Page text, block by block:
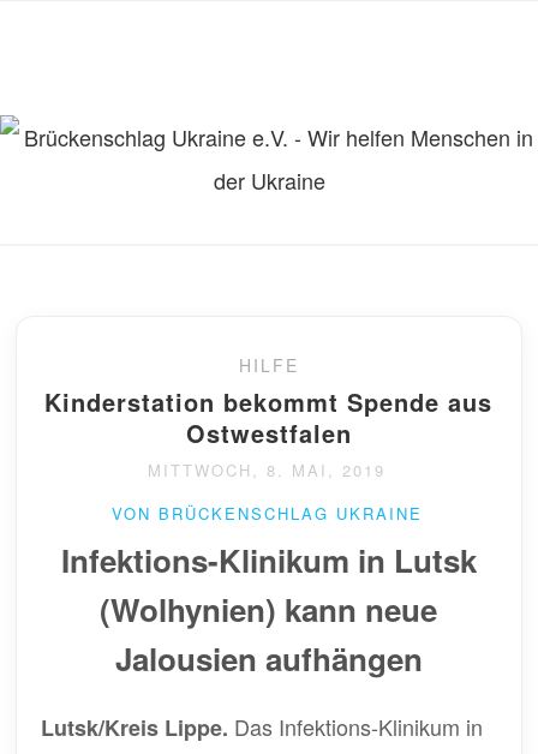
HILFE
Kinderstation bekommt Spende aus
Ostwestfalen
MITTWOCH, 8. MAI, 2019
VON BRÜCKENSCHLAG UKRAINE
Infektions-Klinikum in Lutsk
(Wolhynien) kann neue
Jalousien aufhängen
Lutsk/Kreis Lippe. Das Infektions-Klinikum in